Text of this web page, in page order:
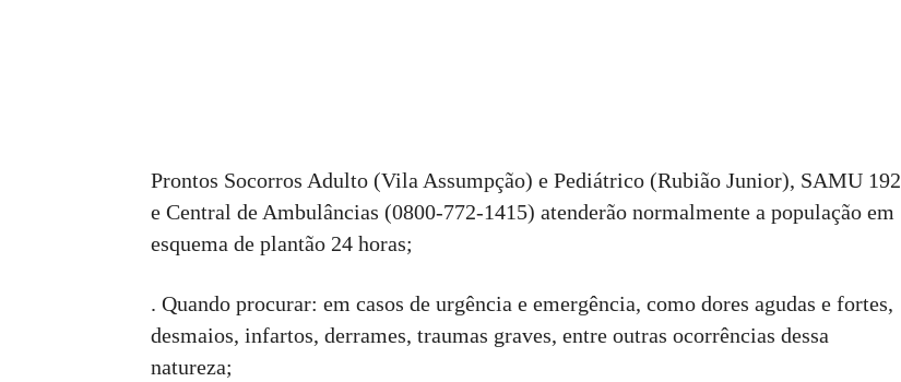
Prontos Socorros Adulto (Vila Assumpção) e Pediátrico (Rubião Junior), SAMU 192
e Central de Ambulâncias (0800-772-1415) atenderão normalmente a população em
esquema de plantão 24 horas;
. Quando procurar: em casos de urgência e emergência, como dores agudas e fortes,
desmaios, infartos, derrames, traumas graves, entre outras ocorrências dessa
natureza;